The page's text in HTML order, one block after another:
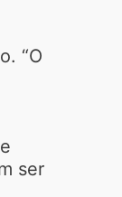
“O
ser